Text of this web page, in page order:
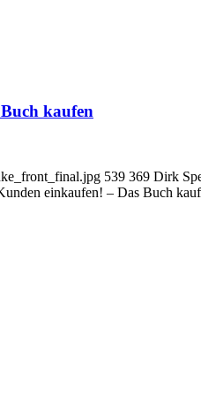
kaufen
539 369 Dirk
einkaufen! – Das Buch